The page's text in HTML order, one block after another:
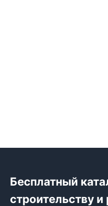
Бесплатный
строительству